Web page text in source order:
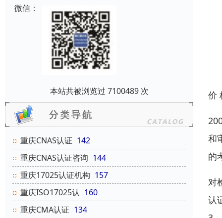
微信：
本站共被浏览过 7100489 次
重庆CNAS认证 142
重庆CNAS认证咨询 144
重庆17025认证机构 157
重庆ISO17025认 160
重庆CMA认证 134
价
和
的
对
认